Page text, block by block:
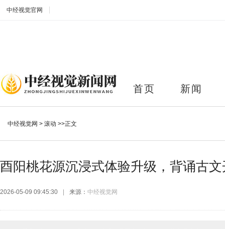
中经视觉官网
首页 新闻
中经视觉网 > 滚动 >>正文
酉阳桃花源沉浸式体验升级，背诵古
2026-05-09 09:45:30 来源： 中经视觉网